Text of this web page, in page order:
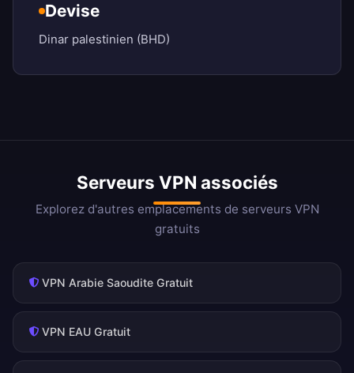
Devise
Dinar palestinien (BHD)
Serveurs VPN associés
Explorez d'autres emplacements de serveurs VPN
gratuits
VPN Arabie Saoudite Gratuit
VPN EAU Gratuit